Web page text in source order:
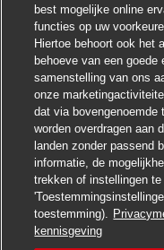
best mogelijke online
functies op uw
Hiertoe behoort ook het
behoeve van een goede
samenstelling van ons
onze
dat via bovengenoemde
worden overdragen aan
landen zonder passend
informatie, de
trekken of instellingen
toestemming).
kennisgeving
Soortgelijke